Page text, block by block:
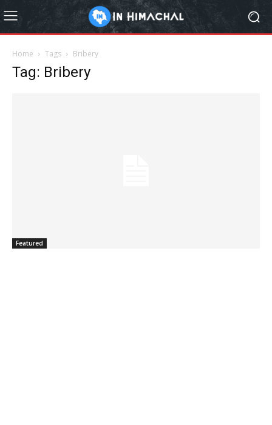
Home Tags Bribery
Tag: Bribery
Featured